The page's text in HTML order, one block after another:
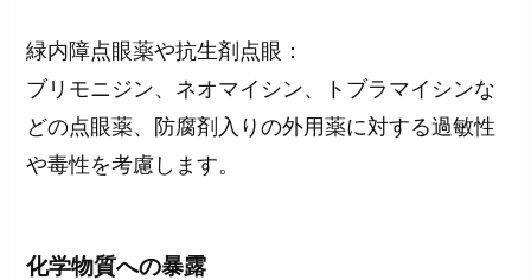
緑内障点眼薬や抗生剤点眼：
ブリモニジン、ネオマイシン、トブラマイシンな
どの点眼薬、防腐剤入りの外用薬に対する過敏性
や毒性を考慮します。
化学物質への暴露